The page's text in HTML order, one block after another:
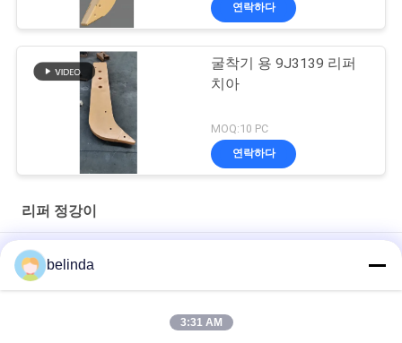
연락하다
굴착기 용 9J3139 리퍼
치아
MOQ:10 PC
연락하다
리퍼 정강이
745개의 한 개의 리퍼 정강이 D10 1182140개 노란 스캐리파이어
부분belinda
3:31 AM